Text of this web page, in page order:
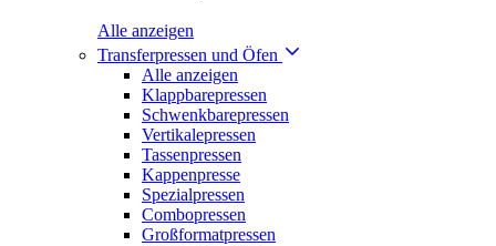
Alle anzeigen
Transferpressen und Öfen
Alle anzeigen
Klappbarepressen
Schwenkbarepressen
Vertikalepressen
Tassenpressen
Kappenpresse
Spezialpressen
Combopressen
Großformatpressen